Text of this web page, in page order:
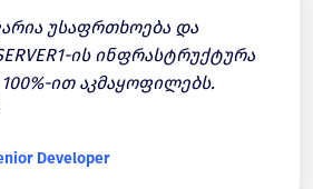
უსაფრთხოება და
ის ინფრასტრუქტურა
ით აკმაყოფილებს.
Developer